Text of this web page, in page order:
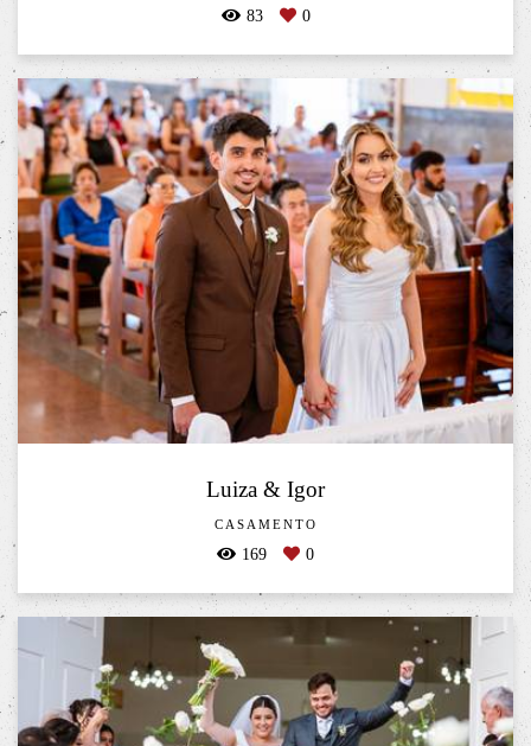
83 0
Luiza & Igor
CASAMENTO
169 0